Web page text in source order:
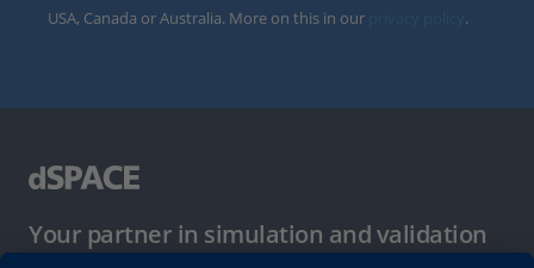
USA, Canada or Australia. More on this in our
.
Your partner in simulation and validation